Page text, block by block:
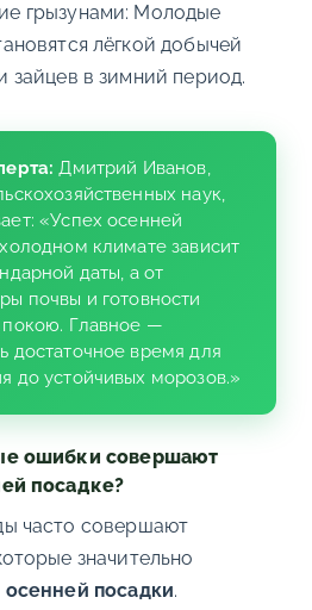
грызунами: Молодые
лёгкой добычей
зайцев в зимний период.
Дмитрий Иванов,
наук,
«Успех осенней
климате зависит
даты, а от
почвы и готовности
Главное —
достаточное время для
до устойчивых морозов.»
ошибки совершают
посадке?
часто совершают
значительно
осенней посадки.